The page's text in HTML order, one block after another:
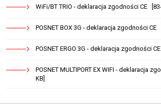
WiFi/BT TRIO - deklaracja zgodności CE
POSNET BOX 3G - deklaracja zgodności CE
POSNET ERGO 3G - deklaracja zgodności
POSNET MULTIPORT EX WIFI - deklaracja
KB]